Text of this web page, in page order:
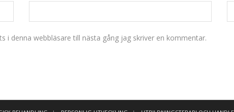
i denna webbläsare till nästa gång jag skriver en kommentar.